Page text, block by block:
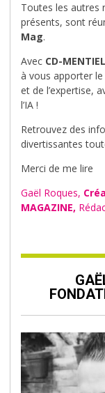
Toutes les autres
présents, sont
Mag.
Avec CD-
à vous apporter
et de l’expertise,
l’IA !
Retrouvez des
divertissantes
Merci de me lire
Gaël Roques,
MAGAZINE,